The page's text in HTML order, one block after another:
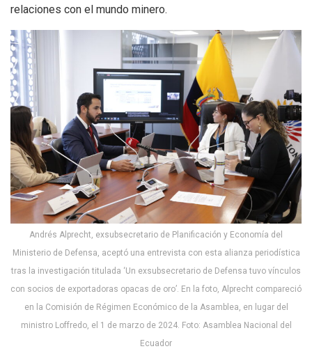
relaciones con el mundo minero.
Andrés Alprecht, exsubsecretario de Planificación y Economía del
Ministerio de Defensa, aceptó una entrevista con esta alianza periodística
tras la investigación titulada ‘Un exsubsecretario de Defensa tuvo vínculos
con socios de exportadoras opacas de oro’. En la foto, Alprecht compareció
en la Comisión de Régimen Económico de la Asamblea, en lugar del
ministro Loffredo, el 1 de marzo de 2024. Foto: Asamblea Nacional del
Ecuador